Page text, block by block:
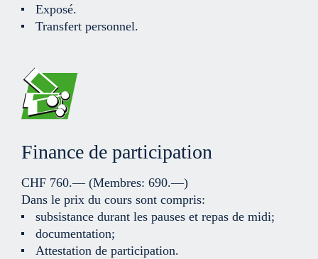
Exposé.
Transfert personnel.
Finance de participation
CHF 760.—(Membres: 690.—)
Dans le prix du cours sont compris:
subsistance durant les pauses et repas de midi;
documentation;
Attestation de participation.